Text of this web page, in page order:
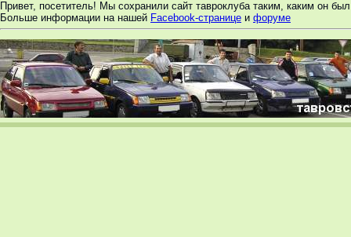
Привет, посетитель! Мы сохранили сайт тавроклуба таким, каким он
Больше информации на нашей Facebook-странице и форуме